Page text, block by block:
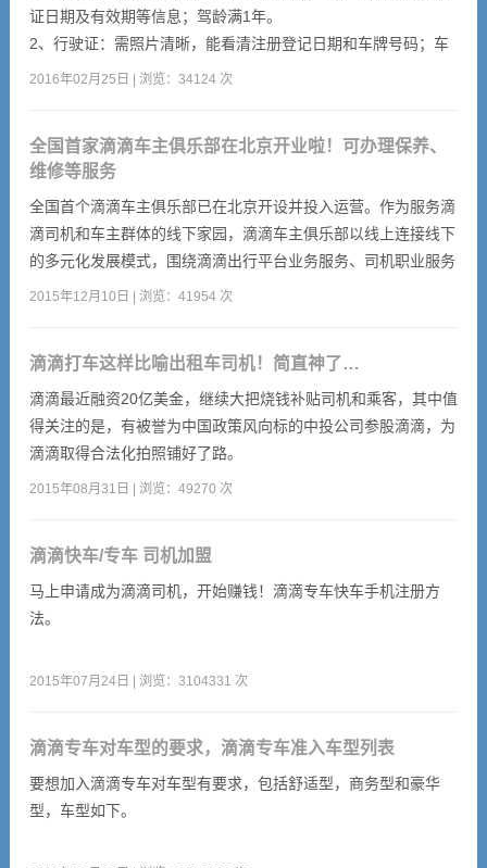
证日期及有效期等信息；驾龄满1年。
2、行驶证：需照片清晰，能看清注册登记日期和车牌号码；车
龄在8年内；车牌号码需和填写车牌号一致。
2016年02月25日 | 浏览：34124 次
全国首家滴滴车主俱乐部在北京开业啦！可办理保养、
维修等服务
全国首个滴滴车主俱乐部已在北京开设并投入运营。作为服务滴
滴司机和车主群体的线下家园，滴滴车主俱乐部以线上连接线下
的多元化发展模式，围绕滴滴出行平台业务服务、司机职业服务
和车辆服务构建综合服务平台。车主俱乐部提供的服务不仅限于
利，也成为滴滴出行的品牌宣传窗口。滴滴将加速车主俱乐部网
络布局，第二家将于近期在武汉开业，春节前还将在青岛、大
连、深圳、广州、上海、郑州、成都和厦门等主要一二线城市陆
续开业。
2015年12月10日 | 浏览：41954 次
滴滴打车这样比喻出租车司机！简直神了…
滴滴最近融资20亿美金，继续大把烧钱补贴司机和乘客，其中值
得关注的是，有被誉为中国政策风向标的中投公司参股滴滴，为
滴滴取得合法化拍照铺好了路。
2015年08月31日 | 浏览：49270 次
滴滴快车/专车 司机加盟
马上申请成为滴滴司机，开始赚钱！滴滴专车快车手机注册方
法。
2015年07月24日 | 浏览：3104331 次
滴滴专车对车型的要求，滴滴专车准入车型列表
要想加入滴滴专车对车型有要求，包括舒适型，商务型和豪华
型，车型如下。